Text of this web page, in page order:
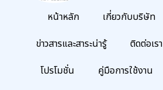
หน้าหลัก เกี่ยวกับบริษัท
ข่าวสารและสาระน่ารู้
ติดต่อเรา
โปรโมชั่น
คู่มือการใช้งาน